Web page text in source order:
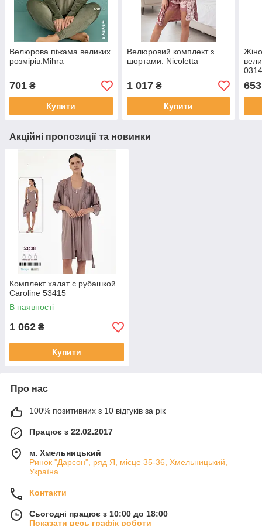
Велюрова піжама великих
розмірів.Mihra
701 ₴
Купити
Велюровий комплект з
шортами. Nicoletta
1 017₴
Купити
653
Акційні пропозиції та новинки
Комплект халат с рубашкой
Caroline 53415
В наявності
1 062 ₴
Купити
Про нас
100% позитивних з 10 відгуків за рік
Працює з 22.02.2017
м. Хмельницький
Ринок "Дарсон", ряд Я, місце 35-36, Хмельницький,
Україна
Контакти
Сьогодні працює з 10:00 до 18:00
Показати весь графік роботи